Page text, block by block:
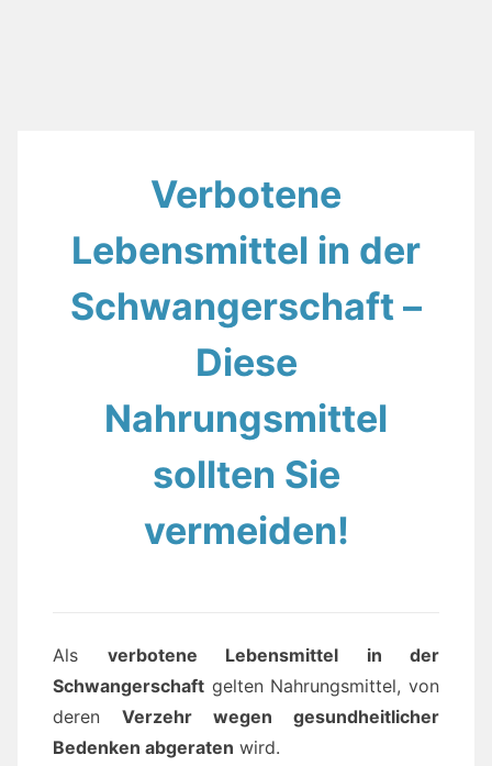
Verbotene
Lebensmittel in der
Schwangerschaft –
Diese
Nahrungsmittel
sollten Sie
vermeiden!
Als verbotene Lebensmittel in der
Schwangerschaft gelten Nahrungsmittel, von
deren Verzehr wegen gesundheitlicher
Bedenken abgeraten wird.